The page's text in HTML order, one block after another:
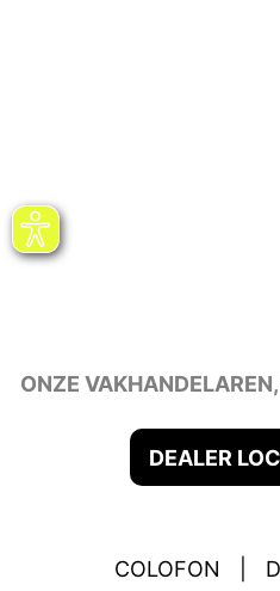
ONZE
DEALER
COLOFON